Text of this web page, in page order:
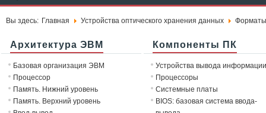
Вы здесь: Главная Устройства оптического хранения данных Форматы
Архитектура ЭВМ
Базовая организация ЭВМ
Процессор
Память. Нижний уровень
Память. Верхний уровень
Компоненты ПК
Устройства вывода информации
Процессоры
Системные платы
BIOS: базовая система ввода-